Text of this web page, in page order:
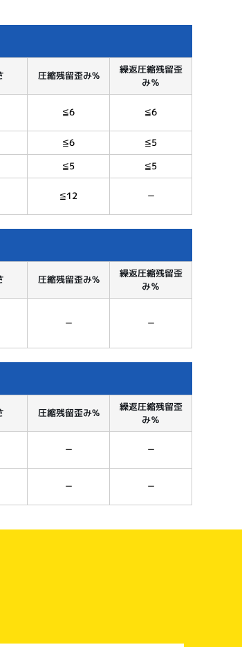
圧縮残留歪み%
繰返圧縮残留歪
み％
≦6 ≦6
≦6
≦5
≦5
≦5
≦12 －
圧縮残留歪み%
繰返圧縮残留歪
み％
－ －
圧縮残留歪み%
繰返圧縮残留歪
み％
－ －
－ －